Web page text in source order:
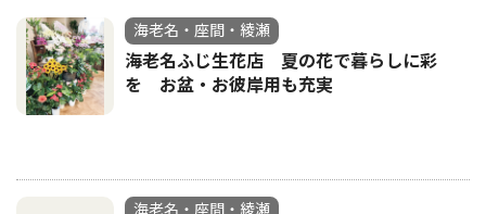
海老名・座間・綾瀬
海老名ふじ生花店 夏の花で暮らしに彩
を お盆・お彼岸用も充実
海老名・座間・綾瀬